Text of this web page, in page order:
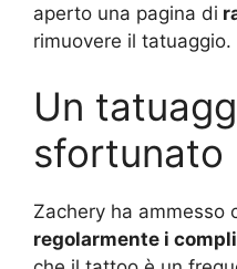
aperto una pagina di
rimuovere il
Un
sfortunato
Zachery ha ammesso
regolarmente i